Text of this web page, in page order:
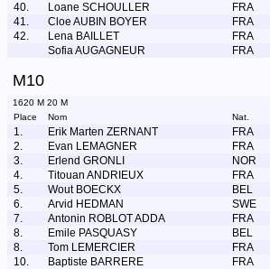
40.
Loane SCHOULLER FRA
41.
Cloe AUBIN BOYER FRA
42.
Lena BAILLET FRA
Sofia AUGAGNEUR
FRA
M10
1620 M 20 M
Place
Nom Nat.
1. Erik Marten ZERNANT FRA
2.
Evan LEMAGNER FRA
3.
Erlend GRONLI NOR
4.
Titouan ANDRIEUX FRA
5.
Wout BOECKX BEL
6.
Arvid HEDMAN SWE
7.
Antonin ROBLOT ADDA FRA
8.
Emile PASQUASY BEL
8.
Tom LEMERCIER FRA
10.
Baptiste BARRERE FRA